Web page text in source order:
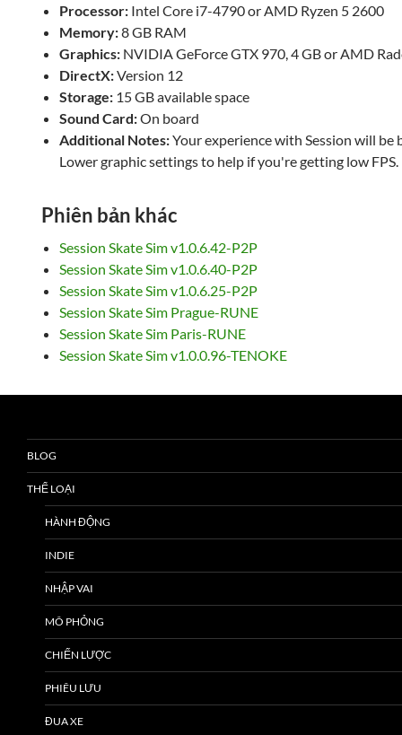
Processor: Intel Core i7-4790 or AMD Ryzen 5 2600
Memory:8 GB RAM
Graphics: NVIDIA GeForce GTX 970, 4 GB or AMD
DirectX:Version 12
Storage: 15 GB available space
Sound Card:On board
Additional Notes:Your experience with Session will be
Lower graphic settings to help if you're getting low FPS.
Phiên bản khác
Session Skate Sim v1.0.6.42-P2P
Session Skate Sim v1.0.6.40-P2P
Session Skate Sim v1.0.6.25-P2P
Session Skate Sim Prague-RUNE
Session Skate Sim Paris-RUNE
Session Skate Sim v1.0.0.96-TENOKE
BLOG
THỂ LOẠI
HÀNH ĐỘNG
INDIE
NHẬP VAI
MÔ PHỎNG
CHIẾN LƯỢC
PHIÊU LƯU
ĐUA XE